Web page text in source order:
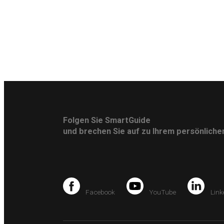
Folgen Sie SmartGuide
und brechen Sie auf zu Ihrem
Facebook YouTube